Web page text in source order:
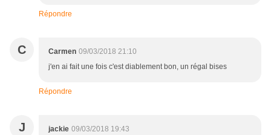
Répondre
C Carmen 09/03/2018 21:10
j'en ai fait une fois c'est diablement bon, un régal bises
Répondre
J jackie 09/03/2018 19:43